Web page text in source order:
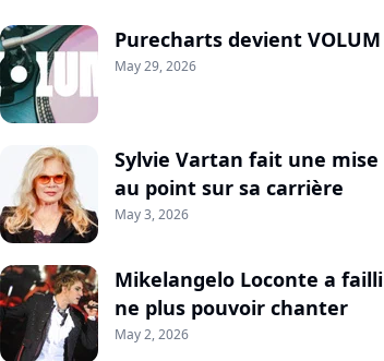
Purecharts devient VOLUM
May 29, 2026
Sylvie Vartan fait une mise
au point sur sa carrière
May 3, 2026
Mikelangelo Loconte a failli
ne plus pouvoir chanter
May 2, 2026